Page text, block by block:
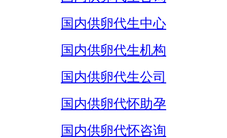
国内供卵代生中心
国内供卵代生机构
国内供卵代生公司
国内供卵代怀助孕
国内供卵代怀咨询